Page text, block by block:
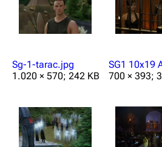
Sg-1-tarac.jpg
1.020 × 570; 242 KB
700 × 393;